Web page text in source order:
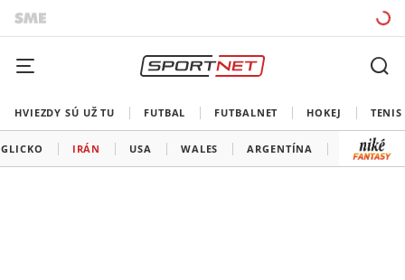
HVIEZDY SÚ UŽ TU FUTBAL FUTBALNET HOKEJ TENIS
IRÁN USA WALES ARGENTÍNA MEXIKO